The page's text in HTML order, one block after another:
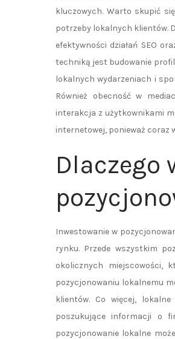
kluczowych. Warto skupić
potrzeby lokalnych klientów.
efektywności działań SEO
techniką jest budowanie
lokalnych wydarzeniach i
Również obecność w
interakcja z użytkownikami
internetowej, ponieważ coraz
Dlaczego
Inwestowanie w
rynku. Przede wszystkim
okolicznych miejscowości,
pozycjonowaniu lokalnemu
klientów. Co więcej,
poszukujące informacji o
pozycjonowanie lokalne